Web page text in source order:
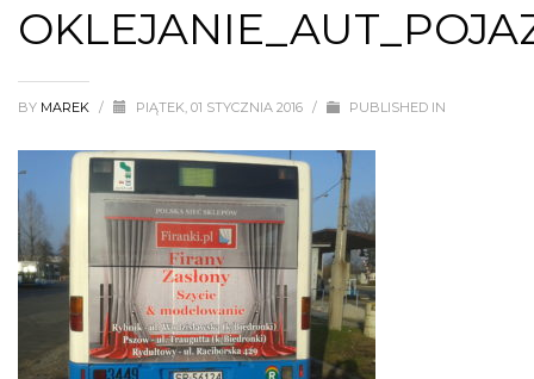
BY MAREK / PIĄTEK, 01 STYCZNIA 2016 / PUBLISHED IN